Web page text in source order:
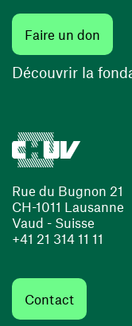
Rue du Bugnon 21
CH-1011 Lausanne
Vaud - Suisse
+41 21 314 11 11
Contact
Faire un don
Découvrir la